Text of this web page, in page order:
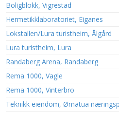
Boligblokk, Vigrestad
Hermetikklaboratoriet, Eiganes
Lokstallen/Lura turistheim, Ålgård
Lura turistheim, Lura
Randaberg Arena, Randaberg
Rema 1000, Vagle
Rema 1000, Vinterbro
Teknikk eiendom, Ørnatua